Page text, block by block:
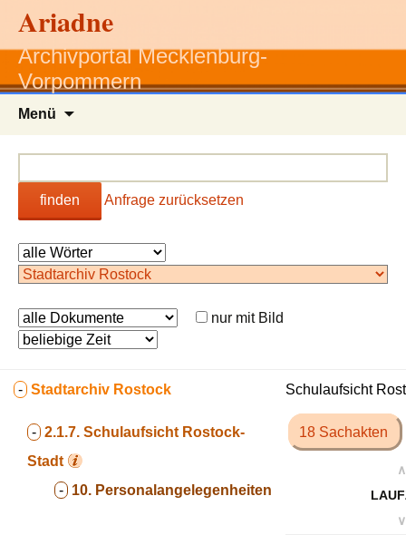
Ariadne
Archivportal Mecklenburg-
Vorpommern
Menü
finden Anfrage zurücksetzen
nur mit Bild
- Stadtarchiv Rostock
- 2.1.7. Schulaufsicht Rostock-
Stadt
- 10. Personalangelegenheiten
Schulaufsicht
18 Sachakten
∧
∨